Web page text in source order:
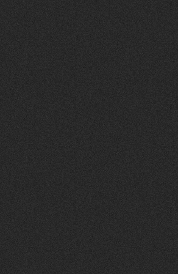
Grave infortunio per
Auchan per Telethon